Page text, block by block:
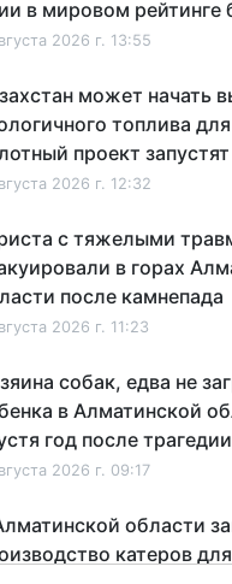
в мировом рейтинге
2026 г. 13:55
может начать
топлива
проект
2026 г. 12:32
с тяжелыми
в горах
после камнепада
2026 г. 11:23
собак, едва не
в Алматинской
год после трагедии
2026 г. 09:17
области
катеров